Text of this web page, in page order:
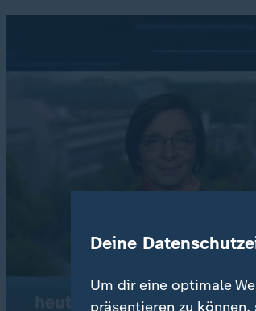
Deine
Um dir eine optimale
präsentieren zu